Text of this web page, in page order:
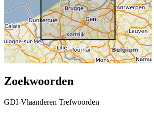
Zoekwoorden
GDI-Vlaanderen Trefwoorden